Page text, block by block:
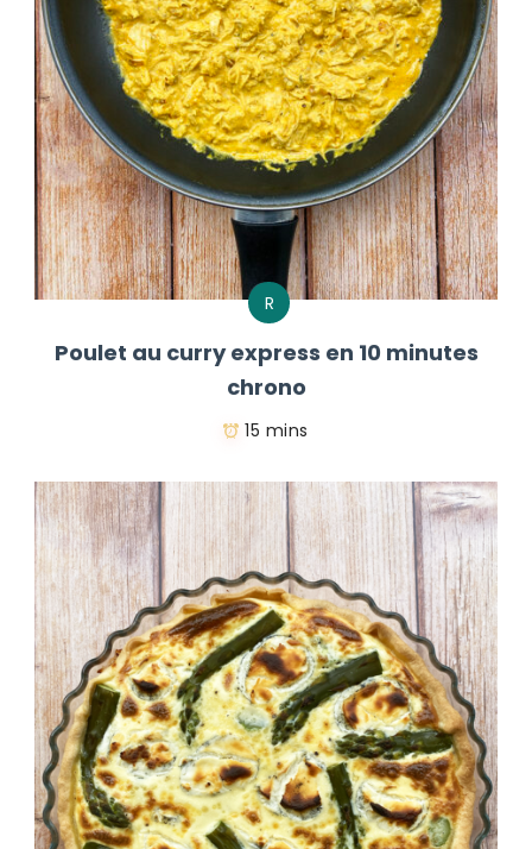
R
Poulet au curry express en 10 minutes
chrono
15 mins